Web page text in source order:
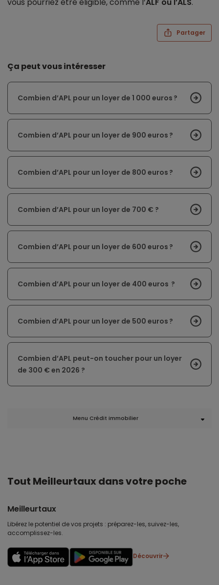
Partager
Ça peut vous intéresser
Combien d’APL pour un loyer de 1 000 euros ?
Combien d’APL pour un loyer de 900 euros ?
Combien d’APL pour un loyer de 800 euros ?
Combien d’APL pour un loyer de 700 € ?
Combien d’APL pour un loyer de 600 euros ?
Combien d’APL pour un loyer de 400 euros ?
Combien d’APL pour un loyer de 500 euros ?
Combien d’APL peut-on toucher pour un loyer
de 300 € en 2026 ?
Menu Crédit immobilier
Tout Meilleurtaux dans votre poche
Meilleurtaux
Libérez le potentiel de vos projets : préparez-les, suivez-les,
accomplissez-les.
Découvrir